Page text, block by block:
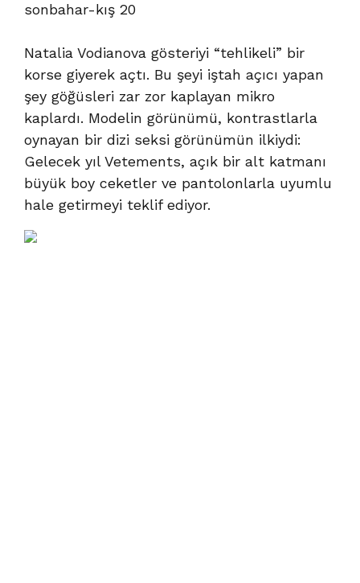
sonbahar-kış 20
Natalia Vodianova gösteriyi “tehlikeli” bir
korse giyerek açtı. Bu şeyi iştah açıcı yapan
şey göğüsleri zar zor kaplayan mikro
kaplardı. Modelin görünümü, kontrastlarla
oynayan bir dizi seksi görünümün ilkiydi:
Gelecek yıl Vetements, açık bir alt katmanı
büyük boy ceketler ve pantolonlarla uyumlu
hale getirmeyi teklif ediyor.